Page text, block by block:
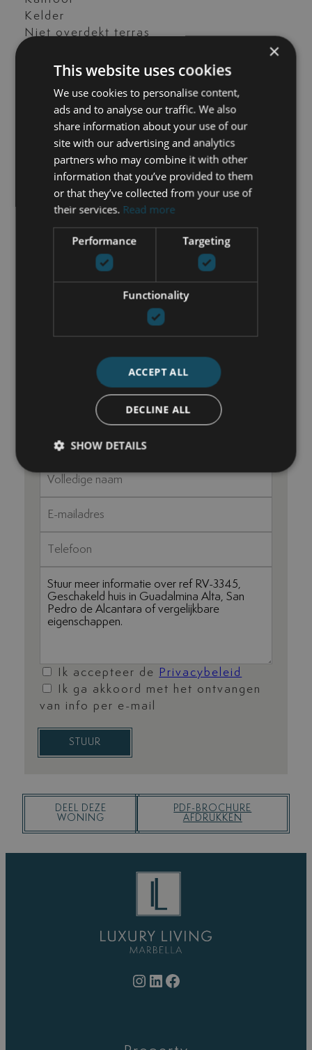
Kelder
Niet overdekt terras
Opslagruimte
Separaat appartement
Speelkamer
Straatbeeld
Studeerkamer
Uitstekende staat
Uitzicht op de tuin
Wasruimte
Woonkamer
Zonnepanelen
vervoer dichtbij
NEEM CONTACT OP
Nick de Wit
+34 744 61 17 23
nick@luxurylivingmarbella.com
Ik accepteer de
Privacybeleid
Ik ga akkoord met het ontvangen
van info per e-mail
STUUR
DEEL DEZE
WONING
PDF-BROCHURE
AFDRUKKEN
Instagram LinkedIn Facebook
×
This website uses cookies
We use cookies to personalise content,
ads and to analyse our traffic. We also
share information about your use of our
site with our advertising and analytics
partners who may combine it with other
information that you’ve provided to them
or that they’ve collected from your use of
their services. Read more
Performance Targeting
Functionality
ACCEPT ALL
DECLINE ALL
SHOW DETAILS